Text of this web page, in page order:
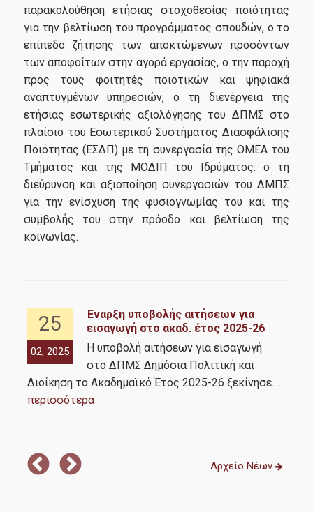
παρακολούθηση ετήσιας στοχοθεσίας ποιότητας
για την βελτίωση του προγράμματος σπουδών, o το
επίπεδο ζήτησης των αποκτώμενων προσόντων
των αποφοίτων στην αγορά εργασίας, o την παροχή
προς τους φοιτητές ποιοτικών και ψηφιακά
αναπτυγμένων υπηρεσιών, o τη διενέργεια της
ετήσιας εσωτερικής αξιολόγησης του ΔΠΜΣ στο
πλαίσιο του Εσωτερικού Συστήματος Διασφάλισης
Ποιότητας (ΕΣΔΠ) με τη συνεργασία της ΟΜΕΑ του
Τμήματος και της ΜΟΔΙΠ του Ιδρύματος. o τη
διεύρυνση και αξιοποίηση συνεργασιών του ΔΜΠΣ
για την ενίσχυση της φυσιογνωμίας του και της
συμβολής του στην πρόοδο και βελτίωση της
κοινωνίας.
25
02, 2025
Έναρξη υποβολής αιτήσεων για
εισαγωγή στο ακαδ. έτος 2025-26
Η υποβολή αιτήσεων για εισαγωγή
στο ΔΠΜΣ Δημόσια Πολιτική και
Διοίκηση το Ακαδημαϊκό Έτος 2025-26 ξεκίνησε. ...
περισσότερα
Αρχείο Νέων